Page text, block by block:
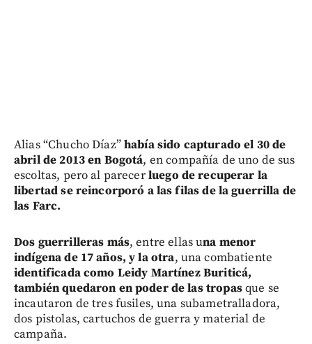
Alias “Chucho Díaz”había sido capturado el 30 de
abril de 2013 en Bogotá, en compañía de uno de sus
escoltas, pero al parecerluego de recuperar la
libertad se reincorporó a las filas de la guerrilla de
las Farc.
Dos guerrilleras más, entre ellas una menor
indígena de 17 años, y la otra, una combatiente
identificada como Leidy Martínez Buriticá,
también quedaron en poder de las tropasque se
incautaron de tres fusiles, una subametralladora,
dos pistolas, cartuchos de guerra y material de
campaña.